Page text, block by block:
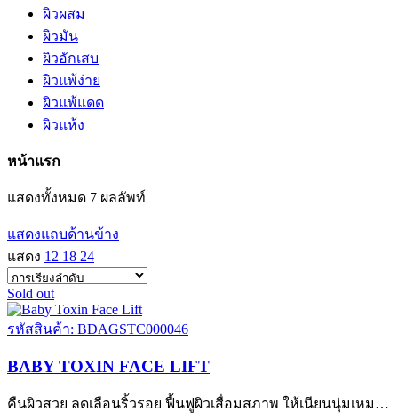
ผิวผสม
ผิวมัน
ผิวอักเสบ
ผิวแพ้ง่าย
ผิวแพ้แดด
ผิวแห้ง
หน้าแรก
แสดงทั้งหมด 7 ผลลัพท์
แสดงแถบด้านข้าง
แสดง 12 18 24
Sold out
รหัสสินค้า: BDAGSTC000046
BABY TOXIN FACE LIFT
คืนผิวสวย ลดเลือนริ้วรอย ฟื้นฟูผิวเสื่อมสภาพ ให้เนียนนุ่มเหม…